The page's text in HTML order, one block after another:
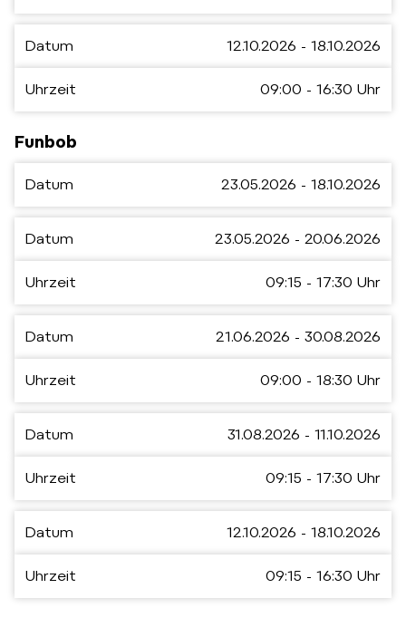
Datum 12.10.2026 - 18.10.2026
Uhrzeit 09:00 - 16:30 Uhr
Funbob
Datum 23.05.2026 - 18.10.2026
Datum 23.05.2026 - 20.06.2026
Uhrzeit 09:15 - 17:30 Uhr
Datum 21.06.2026 - 30.08.2026
Uhrzeit 09:00 - 18:30 Uhr
Datum 31.08.2026 - 11.10.2026
Uhrzeit 09:15 - 17:30 Uhr
Datum 12.10.2026 - 18.10.2026
Uhrzeit 09:15 - 16:30 Uhr